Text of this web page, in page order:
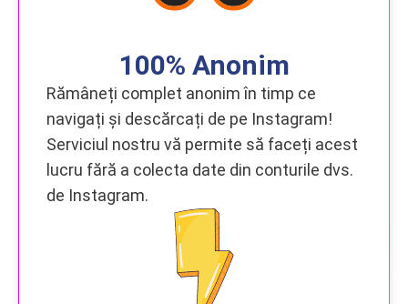
100% Anonim
Rămâneți complet anonim în timp ce
navigați și descărcați de pe Instagram!
Serviciul nostru vă permite să faceți acest
lucru fără a colecta date din conturile dvs.
de Instagram.